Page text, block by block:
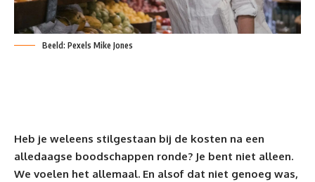
Beeld: Pexels Mike Jones
Heb je weleens stilgestaan bij de kosten na een
alledaagse boodschappen ronde? Je bent niet alleen.
We voelen het allemaal. En alsof dat niet genoeg was,